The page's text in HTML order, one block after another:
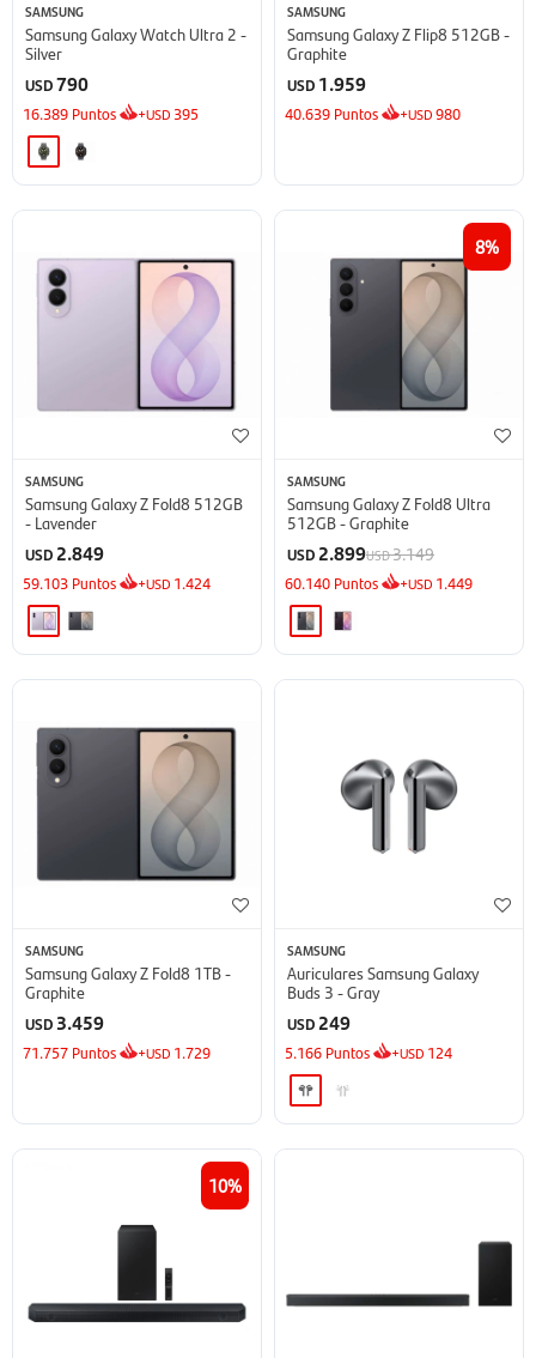
SAMSUNG
Samsung Galaxy Watch Ultra 2 -
Silver
USD790
16.389 Puntos +USD 395
SAMSUNG
Samsung Galaxy Z Flip8 512GB -
Graphite
USD 1.959
40.639 Puntos +USD980
SAMSUNG
Samsung Galaxy Z Fold8 512GB
- Lavender
USD 2.849
59.103 Puntos +USD 1.424
8
SAMSUNG
Samsung Galaxy Z Fold8 Ultra
512GB - Graphite
USD 2.899USD3.149
60.140 Puntos +USD 1.449
SAMSUNG
Samsung Galaxy Z Fold8 1TB -
Graphite
USD 3.459
71.757 Puntos +USD 1.729
SAMSUNG
Auriculares Samsung Galaxy
Buds 3 - Gray
USD 249
5.166 Puntos +USD 124
10